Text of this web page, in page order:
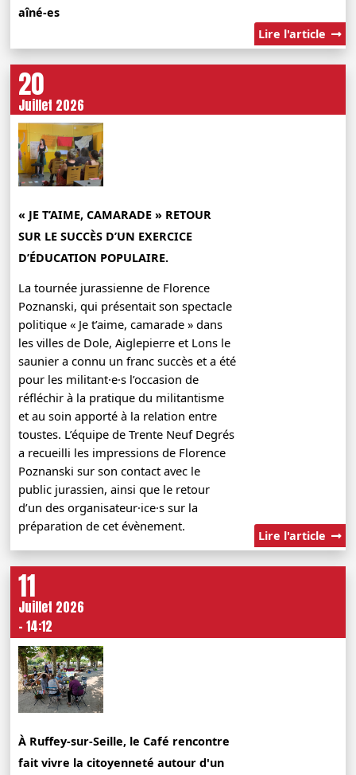
aîné-es
Lire l'article
20
Juillet 2026
« JE T’AIME, CAMARADE » RETOUR
SUR LE SUCCÈS D’UN EXERCICE
D’ÉDUCATION POPULAIRE.
La tournée jurassienne de Florence
Poznanski, qui présentait son spectacle
politique « Je t’aime, camarade » dans
les villes de Dole, Aiglepierre et Lons le
saunier a connu un franc succès et a été
pour les militant·e·s l’occasion de
réfléchir à la pratique du militantisme
et au soin apporté à la relation entre
toustes. L’équipe de Trente Neuf Degrés
a recueilli les impressions de Florence
Poznanski sur son contact avec le
public jurassien, ainsi que le retour
d’un des organisateur·ice·s sur la
préparation de cet évènement.
Lire l'article
11
Juillet 2026
- 14:12
À Ruffey-sur-Seille, le Café rencontre
fait vivre la citoyenneté autour d'un